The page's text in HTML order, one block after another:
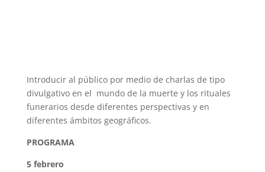
Introducir al público por medio de charlas de tipo
divulgativo en el mundo de la muerte y los rituales
funerarios desde diferentes perspectivas y en
diferentes ámbitos geográficos.
PROGRAMA
5 febrero